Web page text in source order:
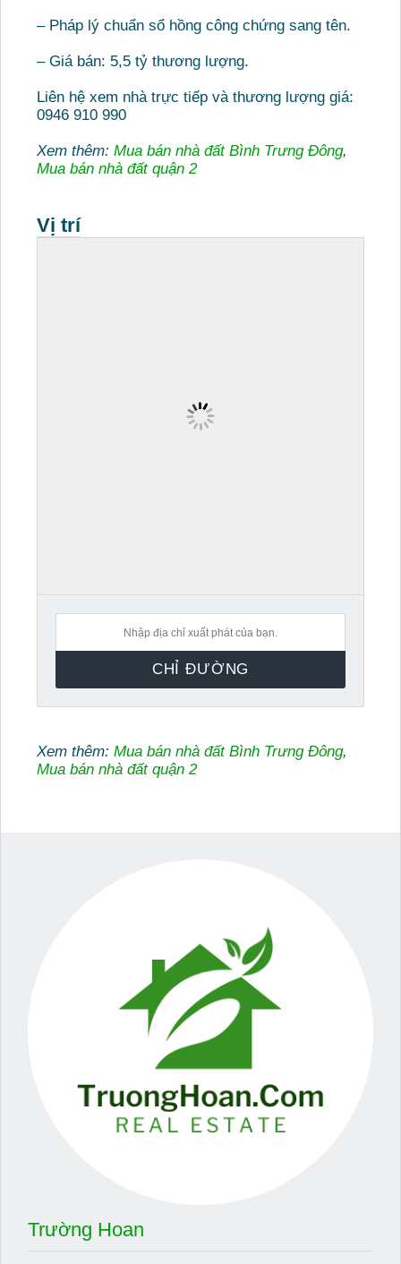
– Pháp lý chuẩn sổ hồng công chứng sang tên.
– Giá bán: 5,5 tỷ thương lượng.
Liên hệ xem nhà trực tiếp và thương lượng giá:
0946 910 990
Xem thêm: Mua bán nhà đất Bình Trưng Đông,
Mua bán nhà đất quận 2
Vị trí
Xem thêm: Mua bán nhà đất Bình Trưng Đông,
Mua bán nhà đất quận 2
Trường Hoan